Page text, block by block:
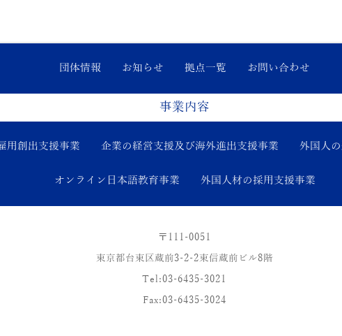
団体情報 お知らせ 拠点一覧 お問い合わせ
事業内容
用創出支援事業 企業の経営支援及び海外進出支援事業 外国人
オンライン日本語教育事業 外国人材の採用支援事業
〒111-0051
東京都台 東 区蔵前3-2-2東信蔵前ビル8階
Tel:03-6435-3021
Fax:03-6435-3024